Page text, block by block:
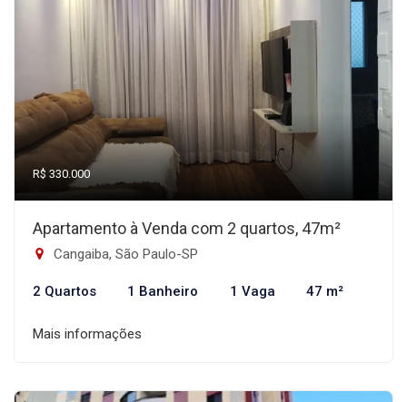
R$ 330.000
Apartamento à Venda com 2 quartos, 47m²
Cangaiba, São Paulo-SP
2 Quartos 1 Banheiro 1 Vaga 47 m²
Mais informações